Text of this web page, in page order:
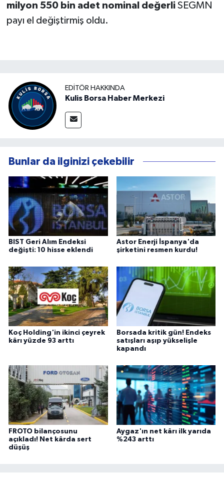
milyon 550 bin adet nominal değerliSEGMN
payı el değiştirmiş oldu.
EDITÖR HAKKINDA
Kulis Borsa Haber Merkezi
Bunlar da ilginizi çekebilir
BIST Geri Alım Endeksi
değişti: 10 hisse eklendi
Astor Enerji İspanya'da
şirketini resmen kurdu!
Koç Holding'in ikinci çeyrek
kârı yüzde 93 arttı
Borsada kritik gün! Endeks
satışları aşıp yükselişle
kapandı
FROTO bilançosunu
açıkladı! Net kârda sert
düşüş
Aygaz'ın net kârı ilk yarıda
%243 arttı